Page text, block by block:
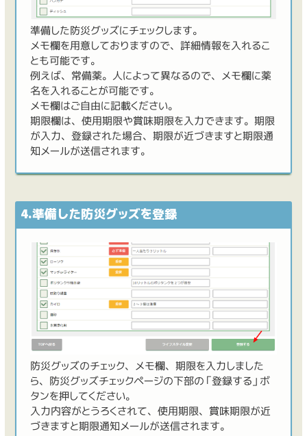
準備した防災グッズにチェックします。
メモ欄を用意しておりますので、詳細情報を入れるこ
とも可能です。
例えば、常備薬。人によって異なるので、メモ欄に薬
名を入れることが可能です。
メモ欄はご自由に記載ください。
期限欄は、使用期限や賞味期限を入力できます。期限
が入力、登録された場合、期限が近づきますと期限通
知メールが送信されます。
4.準備した防災グッズを登録
防災グッズのチェック、メモ欄、期限を入力しました
ら、防災グッズチェックページの下部の「登録する」ボ
タンを押してください。
入力内容がとうろくされて、使用期限、賞味期限が近
づきますと期限通知メールが送信されます。